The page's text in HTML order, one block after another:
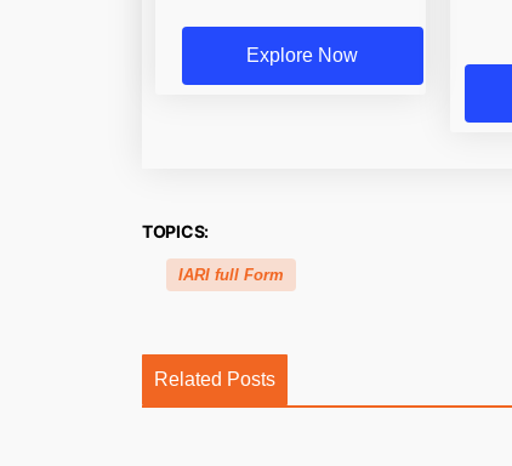
Explore Now
TOPICS:
IARI full Form
Related Posts